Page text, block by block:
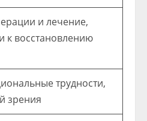
и лечение,
к восстановлению
трудности,
зрения